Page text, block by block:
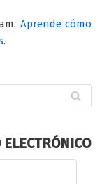
Aprende cómo